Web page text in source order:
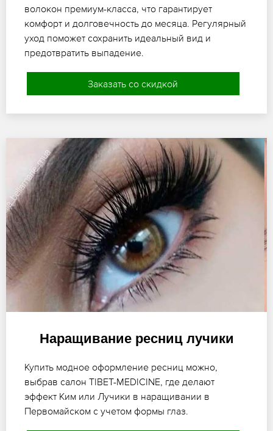
волокон премиум-класса, что гарантирует
комфорт и долговечность до месяца. Регулярный
уход поможет сохранить идеальный вид и
предотвратить выпадение.
Заказать со скидкой
Наращивание ресниц лучики
Купить модное оформление ресниц можно,
выбрав салон TIBET-MEDICINE, где делают
эффект Ким или Лучики в наращивании в
Первомайском с учетом формы глаз.